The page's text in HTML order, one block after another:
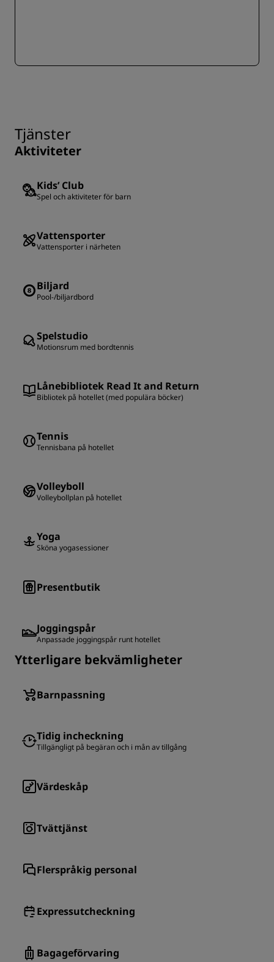
Tjänster
Aktiviteter
Kids’ Club
Spel och aktiviteter för barn
Vattensporter
Vattensporter i närheten
Biljard
Pool-/biljardbord
Spelstudio
Motionsrum med bordtennis
Lånebibliotek Read It and Return
Bibliotek på hotellet (med populära böcker)
Tennis
Tennisbana på hotellet
Volleyboll
Volleybollplan på hotellet
Yoga
Sköna yogasessioner
Presentbutik
Joggingspår
Anpassade joggingspår runt hotellet
Ytterligare bekvämligheter
Barnpassning
Tidig incheckning
Tillgängligt på begäran och i mån av tillgång
Värdeskåp
Tvättjänst
Flerspråkig personal
Expressutcheckning
Bagageförvaring